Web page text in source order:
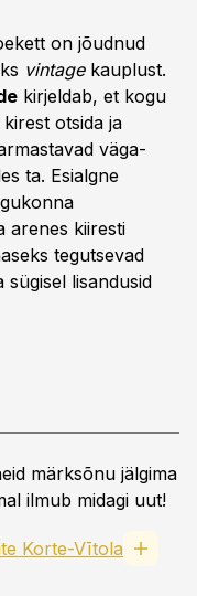
on jõudnud
vintage kauplust.
kirjeldab, et kogu
otsida ja
väga-
ta. Esialgne
arenes kiiresti
tegutsevad
sügisel lisandusid
märksõnu jälgima
ilmub midagi uut!
Korte-Vītola